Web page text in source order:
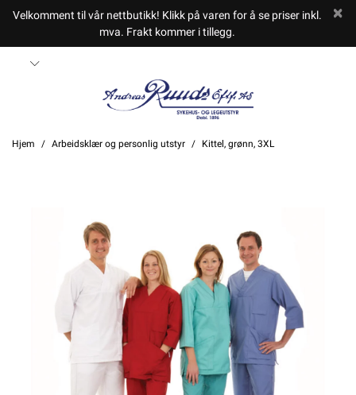
Velkomment til vår nettbutikk! Klikk på varen for å se priser inkl.
mva. Frakt kommer i tillegg.
Hjem Arbeidsklær og personlig utstyr Kittel, grønn, 3XL